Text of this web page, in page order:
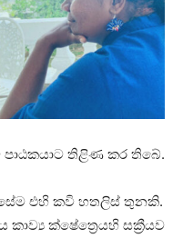
තිළිණ කර තිබේ.
එහි කවි හතලිස් තුනකි.
ක්ෂේත්‍රෙයහි සක්‍රීයව